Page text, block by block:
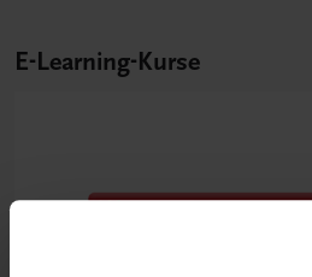
E-Learning-Kurse